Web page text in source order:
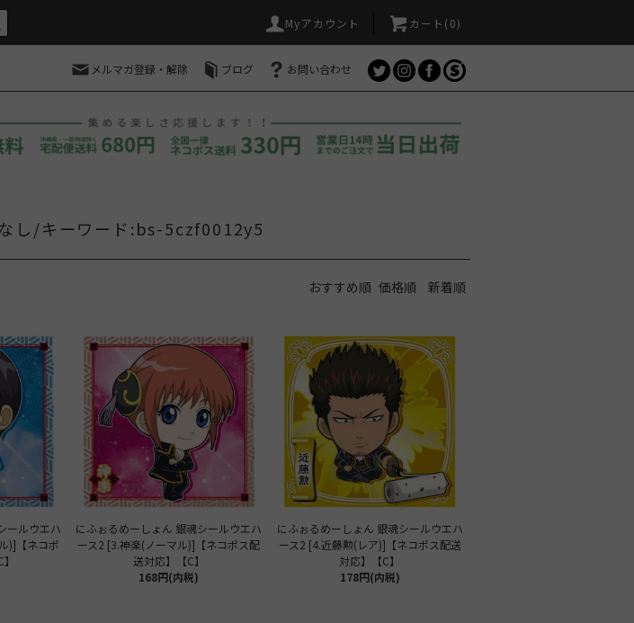
Myアカウント カート( 0)
メルマガ登録・解除 ブログ お問い合わせ
し/キーワード:bs-5czf0012y5
おすすめ順 価格順 新着順
ールウエハ
)]【ネコポ
にふぉるめーしょん 銀魂シールウエハ
ース2 [3.神楽(ノーマル)]【ネコポス配
送対応】【C】
168円(内税)
にふぉるめーしょん 銀魂シールウエハ
ース2 [4.近藤勲(レア)]【ネコポス配送
対応】【C】
178円(内税)